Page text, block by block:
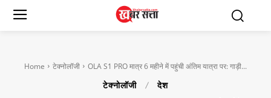
Home टेक्नोलॉजी OLA S1 PRO मात्र 6 महीने में पहुंची अंतिम यात्रा पर: गाड़ी...
टेक्नोलॉजी देश